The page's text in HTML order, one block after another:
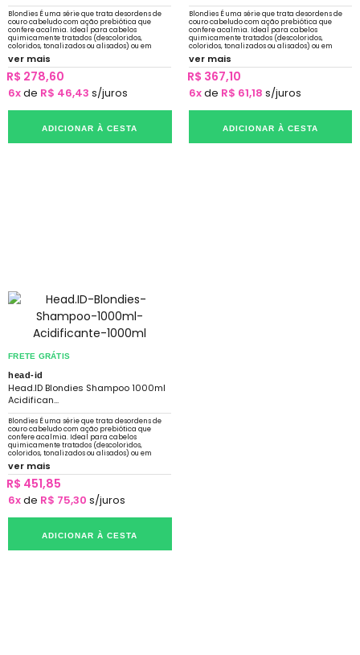
Blondies É uma série que trata desordens de
couro cabeludo com ação prebiótica que
confere acalmia. Ideal para cabelos
quimicamente tratados (descoloridos,
coloridos, tonalizados ou alisados) ou em
constante exposição a sol, mar e piscina.
ver mais
R$ 278,60
6xde R$ 46,43 s/juros
ADICIONAR À CESTA
Blondies É uma série que trata desordens de
couro cabeludo com ação prebiótica que
confere acalmia. Ideal para cabelos
quimicamente tratados (descoloridos,
coloridos, tonalizados ou alisados) ou em
constante exposição a sol, mar e piscina.
ver mais
R$ 367,10
6xde R$ 61,18 s/juros
ADICIONAR À CESTA
FRETE GRÁTIS
head-id
Head.ID Blondies Shampoo 1000ml
Acidifican...
Blondies É uma série que trata desordens de
couro cabeludo com ação prebiótica que
confere acalmia. Ideal para cabelos
quimicamente tratados (descoloridos,
coloridos, tonalizados ou alisados) ou em
constante exposição a sol, mar e piscina.
ver mais
R$ 451,85
6xde R$ 75,30 s/juros
ADICIONAR À CESTA